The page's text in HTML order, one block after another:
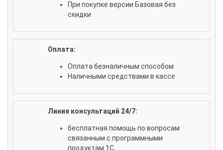
При покупке версии Базовая без
скидки
Оплата:
Оплата безналичным способом
Наличными средствами в кассе
Линия консультаций 24/7:
бесплатная помощь по вопросам
связанным с программными
продуктам 1С